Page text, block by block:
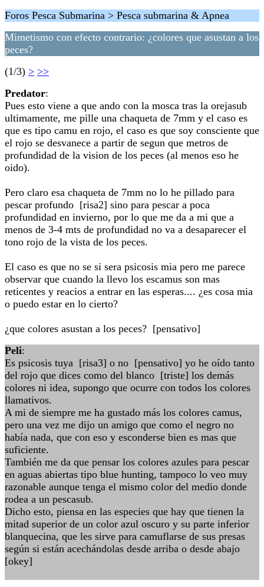
Foros Pesca Submarina > Pesca submarina & Apnea
Mimetismo con efecto contrario: ¿colores que asustan a los
peces?
(1/3) > >>
Predator:
Pues esto viene a que ando con la mosca tras la orejasub
ultimamente, me pille una chaqueta de 7mm y el caso es
que es tipo camu en rojo, el caso es que soy consciente que
el rojo se desvanece a partir de segun que metros de
profundidad de la vision de los peces (al menos eso he
oido).
Pero claro esa chaqueta de 7mm no lo he pillado para
pescar profundo [risa2] sino para pescar a poca
profundidad en invierno, por lo que me da a mi que a
menos de 3-4 mts de profundidad no va a desaparecer el
tono rojo de la vista de los peces.
El caso es que no se si sera psicosis mia pero me parece
observar que cuando la llevo los escamus son mas
reticentes y reacios a entrar en las esperas.... ¿es cosa mia
o puedo estar en lo cierto?
¿que colores asustan a los peces? [pensativo]
Peli:
Es psicosis tuya [risa3] o no [pensativo] yo he oído tanto
del rojo que dices como del blanco [triste] los demás
colores ni idea, supongo que ocurre con todos los colores
llamativos.
A mi de siempre me ha gustado más los colores camus,
pero una vez me dijo un amigo que como el negro no
había nada, que con eso y esconderse bien es mas que
suficiente.
También me da que pensar los colores azules para pescar
en aguas abiertas tipo blue hunting, tampoco lo veo muy
razonable aunque tenga el mismo color del medio donde
rodea a un pescasub.
Dicho esto, piensa en las especies que hay que tienen la
mitad superior de un color azul oscuro y su parte inferior
blanquecina, que les sirve para camuflarse de sus presas
según si están acechándolas desde arriba o desde abajo
[okey]